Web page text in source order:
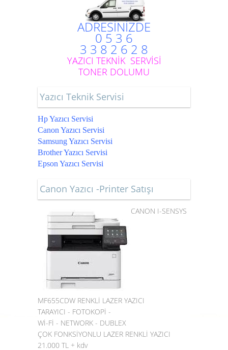
ADRESİNİZDE
0 5 3 6
3 3 8 2 6 2 8
YAZICI TEKNİK SERVİSİ
TONER DOLUMU
Yazıcı Teknik Servisi
Hp Yazıcı Servisi
Canon Yazıcı Servisi
Samsung Yazıcı Servisi
Brother Yazıcı Servisi
Epson Yazıcı Servisi
Canon Yazıcı -Printer Satışı
CANON I-SENSYS
MF655CDW RENKLİ LAZER YAZICI
TARAYICI - FOTOKOPİ -
Wİ-Fİ - NETWORK - DUBLEX
ÇOK FONKSİYONLU LAZER RENKLİ YAZICI
21.000 TL + kdv